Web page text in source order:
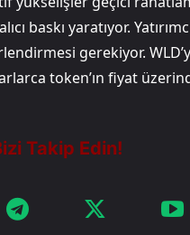
baskı yaratıyor.
gerekiyor.
token’ın fiyat